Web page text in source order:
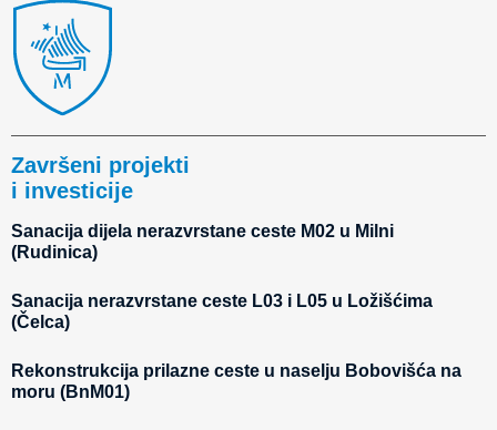
Završeni projekti
i investicije
Sanacija dijela nerazvrstane ceste M02 u Milni
(Rudinica)
Sanacija nerazvrstane ceste L03 i L05 u Ložišćima
(Čelca)
Rekonstrukcija prilazne ceste u naselju Bobovišća na
moru (BnM01)